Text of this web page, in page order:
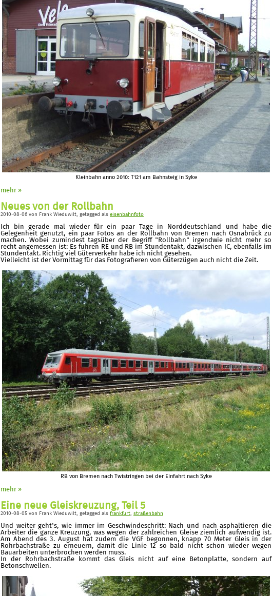
Kleinbahn anno 2010: T121 am Bahnsteig in Syke
mehr »
Neues von der Rollbahn
2010-08-06 von Frank Wieduwilt , getagged als eisenbahnfoto
Ich bin gerade mal wieder für ein paar Tage in Norddeutschland und habe die
Gelegenheit genutzt, ein paar Fotos an der Rollbahn von Bremen nach Osnabrück zu
machen. Wobei zumindest tagsüber der Begriff "Rollbahn" irgendwie nicht mehr so
recht angemessen ist: Es fuhren RE und RB im Stundentakt, dazwischen IC, ebenfalls im
Stundentakt. Richtig viel Güterverkehr habe ich nicht gesehen.
Vielleicht ist der Vormittag für das Fotografieren von Güterzügen auch nicht die Zeit.
RB von Bremen nach Twistringen bei der Einfahrt nach Syke
mehr »
Eine neue Gleiskreuzung, Teil 5
2010-08-05 von Frank Wieduwilt , getagged als frankfurt straßenbahn
Und weiter geht's, wie immer im Geschwindeschritt: Nach und nach asphaltieren die
Arbeiter die ganze Kreuzung, was wegen der zahlreichen Gleise ziemlich aufwendig ist.
Am Abend des 3. August hat zudem die VGF begonnen, knapp 70 Meter Gleis in der
Rohrbachstraße zu erneuern, damit die Linie 12 so bald nicht schon wieder wegen
Bauarbeiten unterbrochen werden muss.
In der Rohrbachstraße kommt das Gleis nicht auf eine Betonplatte, sondern auf
Betonschwellen.